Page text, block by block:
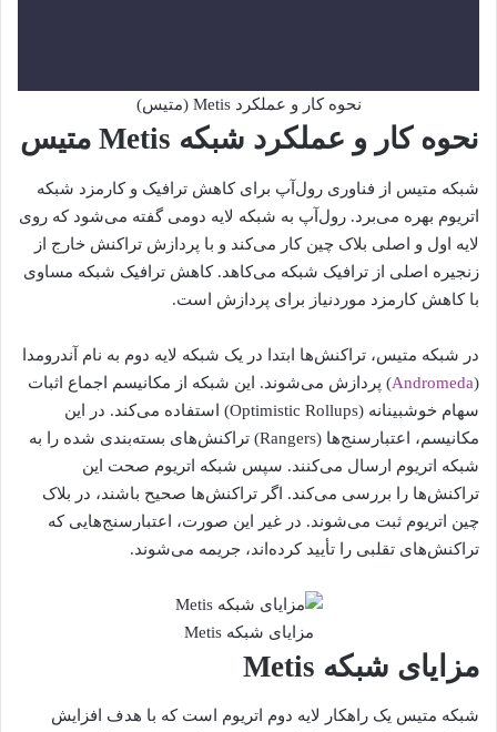
نحوه کار و عملکرد Metis (متیس)
نحوه کار و عملکرد شبکه Metis متیس
شبکه متیس از فناوری رول‌آپ‌ برای کاهش ترافیک و کارمزد شبکه
اتریوم بهره می‌برد. رول‌آپ به شبکه لایه دومی گفته می‌شود که روی
لایه اول و اصلی بلاک چین کار می‌کند و با پردازش تراکنش خارج از
زنجیره اصلی از ترافیک شبکه می‌کاهد. کاهش ترافیک شبکه مساوی
با کاهش کارمزد موردنیاز برای پردازش است.
در شبکه متیس، تراکنش‌ها ابتدا در یک شبکه لایه دوم به نام آندرومدا
(
Andromeda) پردازش می‌شوند. این شبکه از مکانیسم اجماع اثبات
سهام خوشبینانه (Optimistic Rollups) استفاده می‌کند. در این
مکانیسم، اعتبارسنج‌ها (Rangers) تراکنش‌های بسته‌بندی شده را به
شبکه اتریوم ارسال می‌کنند. سپس شبکه اتریوم صحت این
تراکنش‌ها را بررسی می‌کند. اگر تراکنش‌ها صحیح باشند، در بلاک
چین اتریوم ثبت می‌شوند. در غیر این صورت، اعتبارسنج‌هایی که
تراکنش‌های تقلبی را تأیید کرده‌اند، جریمه می‌شوند.
مزایای شبکه Metis
مزایای شبکه Metis
شبکه متیس یک راهکار لایه دوم اتریوم است که با هدف افزایش